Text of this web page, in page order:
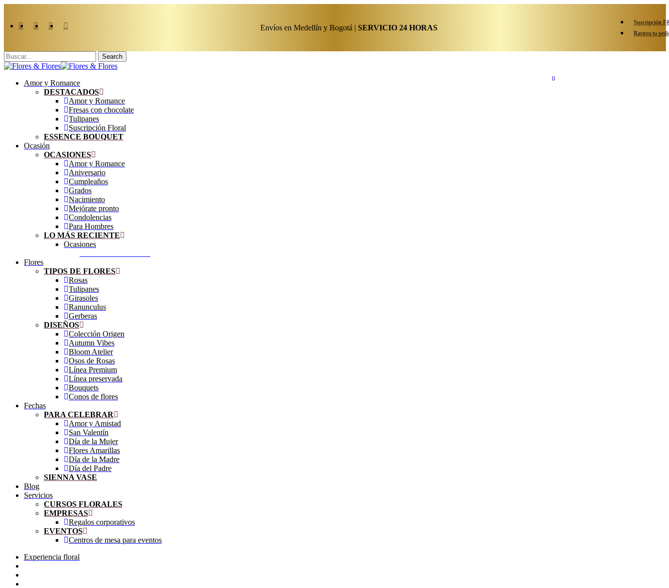
main
Envíos en Medellín y Bogotá | SERVICIO 24 HORAS
Suscripción
Rastrea tu
Search
Close
search
account 0
Menu
Amor y Romance
DESTACADOS
Amor y Romance
Fresas con chocolate
Tulipanes
Suscripción Floral
ESSENCE BOUQUET
Ocasión
OCASIONES
Amor y Romance
Aniversario
Cumpleaños
Grados
Nacimiento
Mejórate pronto
Condolencias
Para Hombres
LO MÁS RECIENTE
Ocasiones
Flores
TIPOS DE FLORES
Rosas
Tulipanes
Girasoles
Ranunculus
Gerberas
DISEÑOS
Colección Origen
Autumn Vibes
Bloom Atelier
Osos de Rosas
Línea Premium
Línea preservada
Bouquets
Conos de flores
Fechas
PARA CELEBRAR
Amor y Amistad
San Valentín
Día de la Mujer
Flores Amarillas
Día de la Madre
Día del Padre
SIENNA VASE
Blog
Servicios
CURSOS FLORALES
EMPRESAS
Regalos corporativos
EVENTOS
Centros de mesa para eventos
Experiencia floral